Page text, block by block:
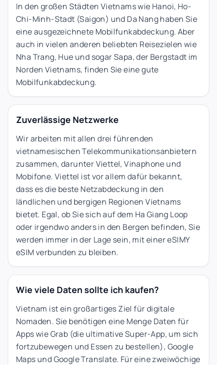
In den großen Städten Vietnams wie Hanoi, Ho-
Chi-Minh-Stadt (Saigon) und Da Nang haben Sie
eine ausgezeichnete Mobilfunkabdeckung. Aber
auch in vielen anderen beliebten Reisezielen wie
Nha Trang, Hue und sogar Sapa, der Bergstadt im
Norden Vietnams, finden Sie eine gute
Mobilfunkabdeckung.
Zuverlässige Netzwerke
Wir arbeiten mit allen drei führenden
vietnamesischen Telekommunikationsanbietern
zusammen, darunter Viettel, Vinaphone und
Mobifone. Viettel ist vor allem dafür bekannt,
dass es die beste Netzabdeckung in den
ländlichen und bergigen Regionen Vietnams
bietet. Egal, ob Sie sich auf dem Ha Giang Loop
oder irgendwo anders in den Bergen befinden, Sie
werden immer in der Lage sein, mit einer eSIMY
eSIM verbunden zu bleiben.
Wie viele Daten sollte ich kaufen?
Vietnam ist ein großartiges Ziel für digitale
Nomaden. Sie benötigen eine Menge Daten für
Apps wie Grab (die ultimative Super-App, um sich
fortzubewegen und Essen zu bestellen), Google
Maps und Google Translate. Für eine zweiwöchige